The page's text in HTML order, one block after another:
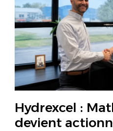
Hydrexcel :
devient